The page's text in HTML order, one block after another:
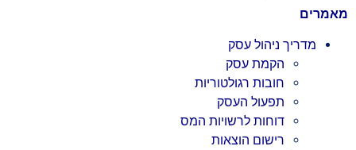
מאמרים
מדריך ניהול עסק
הקמת עסק
חובות רגולטוריות
תפעול העסק
דוחות לרשויות המס
רישום הוצאות